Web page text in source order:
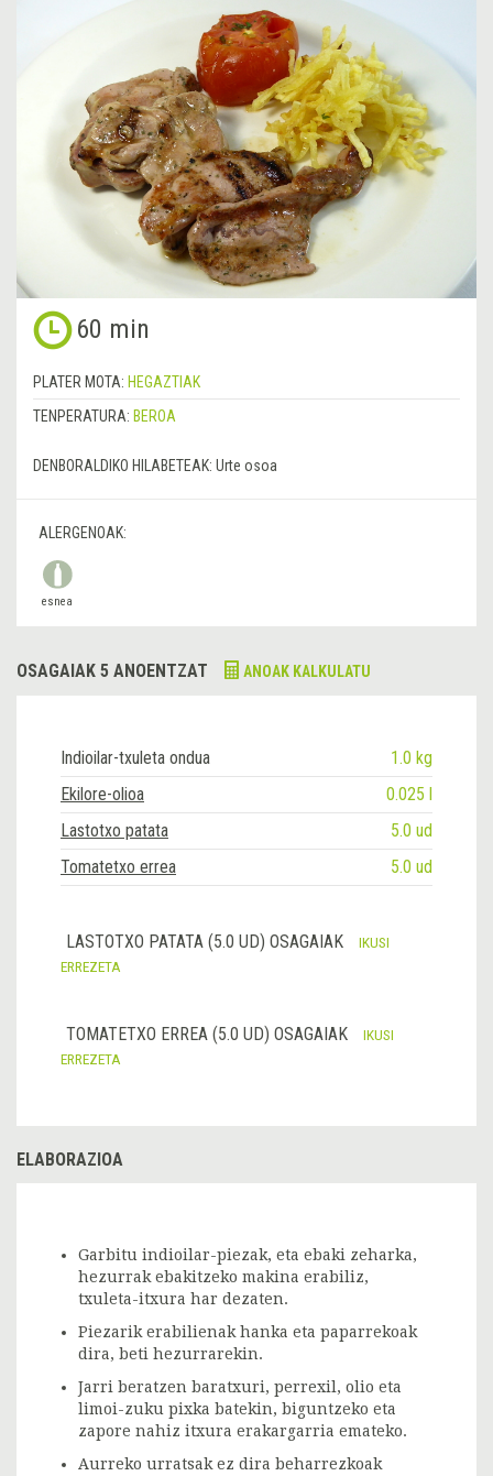
60 min
PLATER MOTA: HEGAZTIAK
TENPERATURA: BEROA
DENBORALDIKO HILABETEAK: Urte osoa
ALERGENOAK:
esnea
OSAGAIAK 5 ANOENTZAT ANOAK KALKULATU
Indioilar-txuleta ondua
1.0 kg
Ekilore-olioa
0.025 l
Lastotxo patata
5.0 ud
Tomatetxo errea
5.0 ud
LASTOTXO PATATA (5.0 UD) OSAGAIAK
IKUSI
ERREZETA
TOMATETXO ERREA (5.0 UD) OSAGAIAK
IKUSI
ERREZETA
ELABORAZIOA
Garbitu indioilar-piezak, eta ebaki zeharka,
hezurrak ebakitzeko makina erabiliz,
txuleta-itxura har dezaten.
Piezarik erabilienak hanka eta paparrekoak
dira, beti hezurrarekin.
Jarri beratzen baratxuri, perrexil, olio eta
limoi-zuku pixka batekin, biguntzeko eta
zapore nahiz itxura erakargarria emateko.
Aurreko urratsak ez dira beharrezkoak